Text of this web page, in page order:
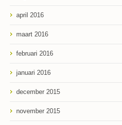
april 2016
maart 2016
februari 2016
januari 2016
december 2015
november 2015